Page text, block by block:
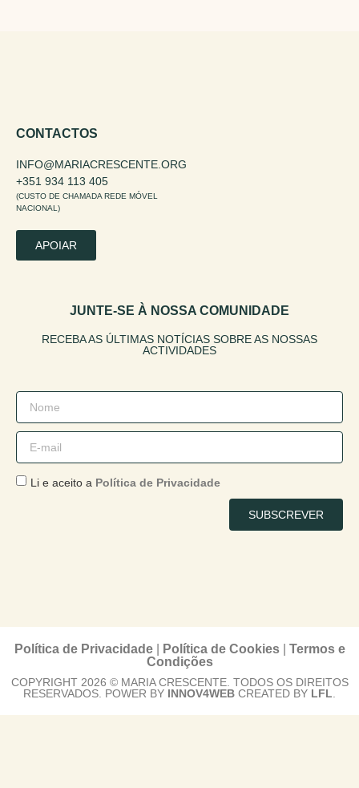
CONTACTOS
INFO@MARIACRESCENTE.ORG
+351 934 113 405
(CUSTO DE CHAMADA REDE MÓVEL
NACIONAL)
APOIAR
JUNTE-SE À NOSSA COMUNIDADE
RECEBA AS ÚLTIMAS NOTÍCIAS SOBRE AS NOSSAS
ACTIVIDADES
Li e aceito a Política de Privacidade
SUBSCREVER
Política de Privacidade| Política de Cookies| Termos e
Condições
COPYRIGHT 2026 © MARIA CRESCENTE. TODOS OS DIREITOS
RESERVADOS. POWER BY INNOV4WEB CREATED BY LFL